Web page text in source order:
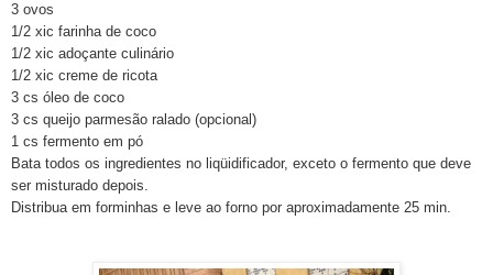
3 ovos
1/2 xic farinha de coco
1/2 xic adoçante culinário
1/2 xic creme de ricota
3 cs óleo de coco
3 cs queijo parmesão ralado (opcional)
1 cs fermento em pó
Bata todos os ingredientes no liqüidificador, exceto o fermento que deve
ser misturado depois.
Distribua em forminhas e leve ao forno por aproximadamente 25 min.